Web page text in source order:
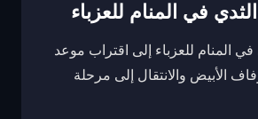
في المنام للعزباء
المنام للعزباء إلى اقتراب موعد
الأبيض والانتقال إلى مرحلة